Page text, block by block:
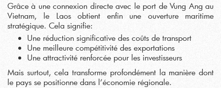
Grâce à une connexion directe avec le port de Vung Ang au
Vietnam, le Laos obtient enfin une ouverture maritime
stratégique. Cela signifie:
Une réduction significative des coûts de transport
Une meilleure compétitivité des exportations
Une attractivité renforcée pour les investisseurs
Mais surtout, cela transforme profondément la manière dont
le pays se positionne dans l’économie régionale.